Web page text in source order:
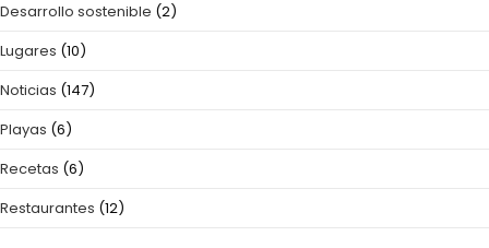
Desarrollo sostenible (2)
Lugares (10)
Noticias (147)
Playas (6)
Recetas (6)
Restaurantes (12)